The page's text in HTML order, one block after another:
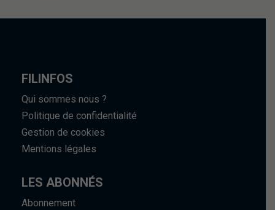
FILINFOS
Qui sommes nous ?
Politique de confidentialité
Gestion de cookies
Mentions légales
LES ABONNÉS
Abonnement